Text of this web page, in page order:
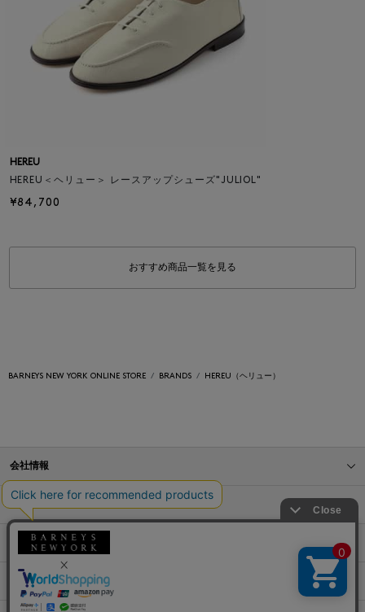
HEREU
HEREU＜ヘリュー＞ レースアップシューズ"JULIOL"
¥84,700
おすすめ商品一覧を見る
BARNEYS NEW YORK ONLINE STORE BRANDS HEREU（ヘリュー）
会社情報
オンラインストアショッピングガイド
店舗情報
サービス